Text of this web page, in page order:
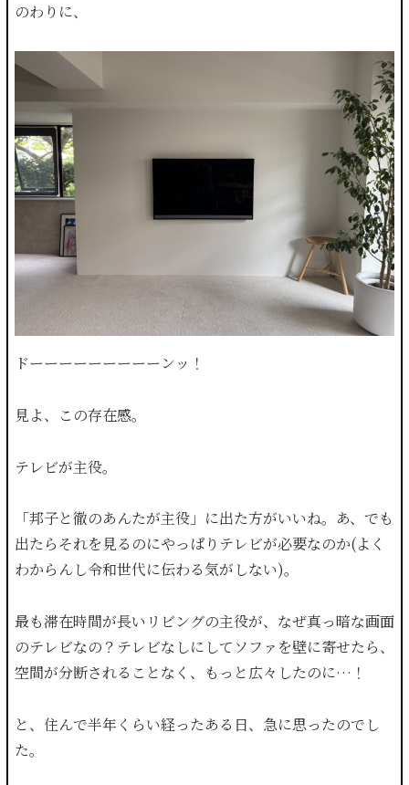
のわりに、
ドーーーーーーーーーンッ！
見よ、この存在感。
テレビが主役。
「邦子と徹のあんたが主役」に出た方がいいね。あ、でも
出たらそれを見るのにやっぱりテレビが必要なのか(よく
わからんし令和世代に伝わる気がしない)。
最も滞在時間が長いリビングの主役が、なぜ真っ暗な画面
のテレビなの？テレビなしにしてソファを壁に寄せたら、
空間が分断されることなく、もっと広々したのに…！
と、住んで半年くらい経ったある日、急に思ったのでし
た。